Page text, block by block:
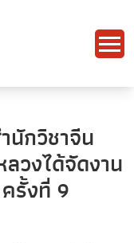
นักวิชาจีน
วงได้จัดงาน
รั้งที่ 9